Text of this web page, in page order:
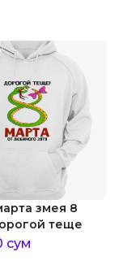
змея 8
теще
сум